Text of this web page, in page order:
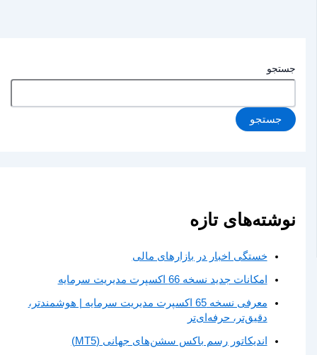
جستجو
جستجو
نوشته‌های تازه
خستگی اخبار در بازارهای مالی
امکانات جدید نسخه 66 اکسپرت مدیریت سرمایه
معرفی نسخه 65 اکسپرت مدیریت سرمایه | هوشمندتر،
دقیق‌تر، حرفه‌ای‌تر
اندیکاتور رسم باکس سشن‌های جهانی (MT5)